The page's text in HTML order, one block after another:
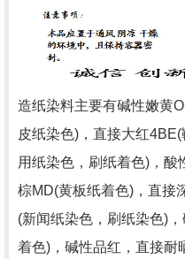
造纸染料主要有碱性嫩黄
皮纸染色)，直接大红4BE(
用纸染色，刷纸着色)，酸
棕MD(黄板纸着色)，直接
(新闻纸染色，刷纸染色)
着色)，碱性品红，直接耐